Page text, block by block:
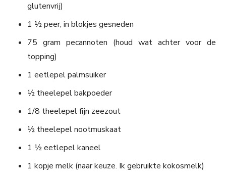
glutenvrij)
1 ½ peer, in blokjes gesneden
75 gram pecannoten (houd wat achter voor de
topping)
1 eetlepel palmsuiker
½ theelepel bakpoeder
1/8 theelepel fijn zeezout
½ theelepel nootmuskaat
1 ½ eetlepel kaneel
1 kopje melk (naar keuze. Ik gebruikte kokosmelk)